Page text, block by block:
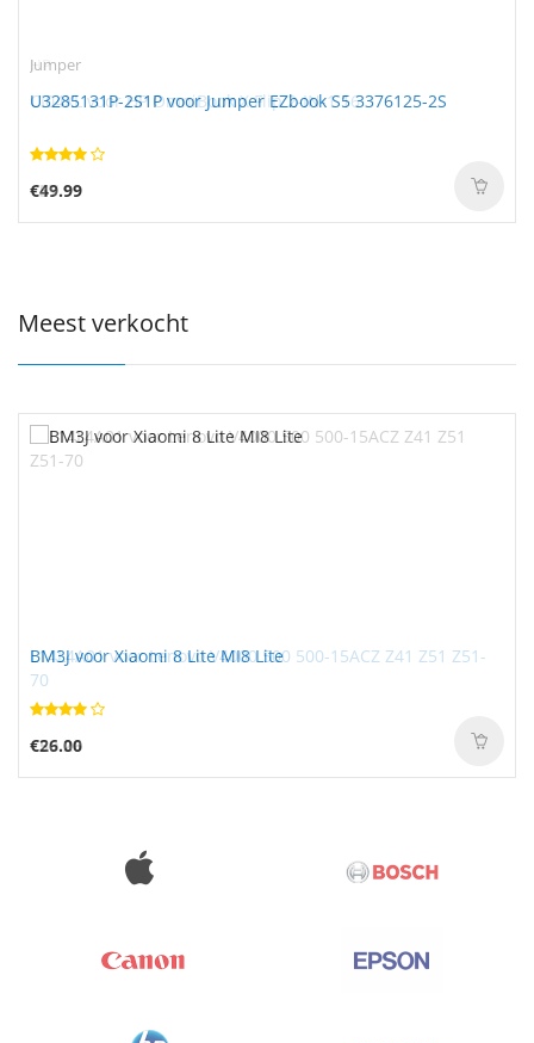
HP
CI04XL voor HP OmniBook X Flip 2-IN-1 16
€57.99
Jumper
U3285131P-2S1P voor Jumper EZbook S5 3376125-2S
€49.99
Meest verkocht
L14L4A01 voor Lenovo V4000 500 500-15ACZ Z41 Z51 Z51-
70
€59.26
BM3J voor Xiaomi 8 Lite MI8 Lite
€26.00